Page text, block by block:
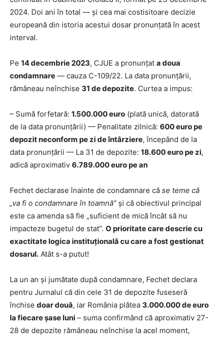
2024. Doi ani în total — și cea mai costisitoare decizie
europeană din istoria acestui dosar pronunțată în acest
interval.
Pe 14 decembrie 2023, CJUE a pronunțat a doua
condamnare — cauza C-109/22. La data pronunțării,
rămâneau neînchise 31 de depozite. Curtea a impus:
– Sumă forfetară: 1.500.000 euro (plată unică, datorată
de la data pronunțării) — Penalitate zilnică: 600 euro pe
depozit neconform pe zi de întârziere, începând de la
data pronunțării — La 31 de depozite: 18.600 euro pe zi,
adică aproximativ 6.789.000 euro pe an
Fechet declarase înainte de condamnare că se teme că
„va fi o condamnare în toamnă” și că obiectivul principal
este ca amenda să fie „suficient de mică încât să nu
impacteze bugetul de stat”. O prioritate care descrie cu
exactitate logica instituțională cu care a fost gestionat
dosarul. Atât s-a putut!
La un an și jumătate după condamnare, Fechet declara
pentru Jurnalul că din cele 31 de depozite fuseseră
închise doar două, iar România plătea 3.000.000 de euro
la fiecare șase luni – suma confirmând că aproximativ 27-
28 de depozite rămâneau neînchise la acel moment,